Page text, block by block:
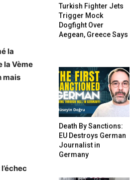
la
la Vème
mais
Turkish Fighter Jets
Trigger Mock
Dogfight Over
Aegean, Greece Says
Death By Sanctions:
EU Destroys German
Journalist in
Germany